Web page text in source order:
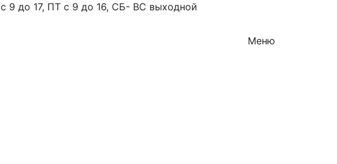
9 до 17, ПТ с 9 до 16, СБ- ВС выходной
Меню